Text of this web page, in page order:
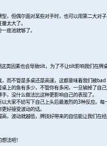
但偶尔面对某些对手时，也可以用第二大对
太大了。
底池就够了。
因素也会导致tilt，为了不让tilt影响我们在牌
而不管是多桌还是高速，这都意味着我们被
上的鱼有多少，不管你有多闲，一旦输掉了
，没什么做法比这种更影响自己的表现了。
家不妨写下自己上头后最激烈的3种反应。
好接受波动的话。
，波动就越低，牌技好带来的自信能让我们
法吧！